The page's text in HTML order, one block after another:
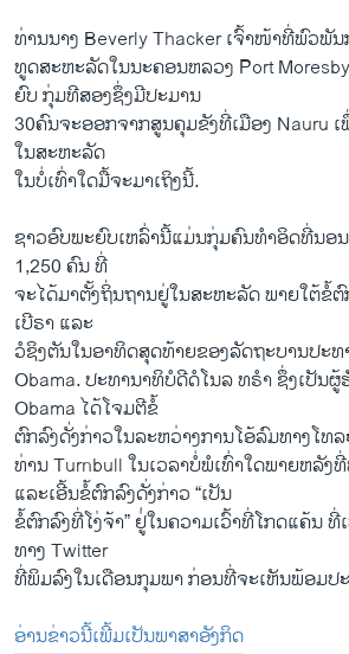
ທ່ານ​ນາງ Beverly Thacker ​ເຈົ້າ​ໜ້າ​ທີ່​ພົວພັ
ທູດ​ສະຫະລັດ​ໃນນະຄອນຫລວງ Port
ຍົບ ກຸ່ມ​ທີ​ສອງຊຶ່ງມີປະມານ
30ຄົນ​ຈະ​ອອກ​ຈາກ​ສູນ​ຄຸ​ມຂັງທີ່ເມືອງ Nauru
ໃນ​ສະຫະລັດ
​ໃນ​ບໍ່ເທົ່​າ​ໃດ​ມື້​ຈະ​ມາ​ເຖິງ​ນີ້.
ຊາວ​ອົບ​ພະຍົບເຫລົ່ານີ້ແມ່ນກຸ່ມຄົນທໍາອິດທີ່ນອ
1,250 ຄົນ ທີ່
ຈະໄດ້ມາ​ຕັ້ງ​ຖິ່ນ​ຖານ​ຢູ່​ໃນ​ສະຫະລັດ ພາຍ​ໃຕ້​ຂໍ້​
ເບີຣາ ແລະ
ວໍຊິງຕັນ​ໃນ​ອາທິດ​ສຸດ​ທ້າຍຂອງ​ລັດຖະບານ​ປະທ
Obama. ປະທານາທິບໍດີ​ດໍ​ໂນ​ລ ທຣໍາ ຊຶ່ງເປັນ
Obama ​ໄດ້​ໂຈມ​ຕີ​ຂໍ້​
ຕົກລົງ​ດັ່ງກ່າວໃນລະຫວ່າງ​ການ​ໂອ້​ລົມ​ທາງ​ໂທລ
ທ່ານ Turnbull ໃນເວລາບໍ່​ພໍເທົ່າໃດພາຍ​ຫລັງ
ແລະເອີ້ນຂໍ້ຕົກລົງດັ່ງກ່າວ “​ເປັນ
ຂໍ້​ຕົກລົງ​ທີ່​ໂງ່​ຈ້າ” ຢູ່່ໃນ​ຄວາມ​ເວົ້າທີ່​ໂກດ​ແຄ້ນ​ ທີ່
ທາງ Twitter
ທີ່​ພິມລົງໃນ​ເດືອນ​ກຸມພາ ກ່ອນທີ່ຈະ​ເຫັນ​ພ້ອມປ
ອ່ານຂ່າວນີ້ເພີ້ມເປັນພາສາອັງກິດ